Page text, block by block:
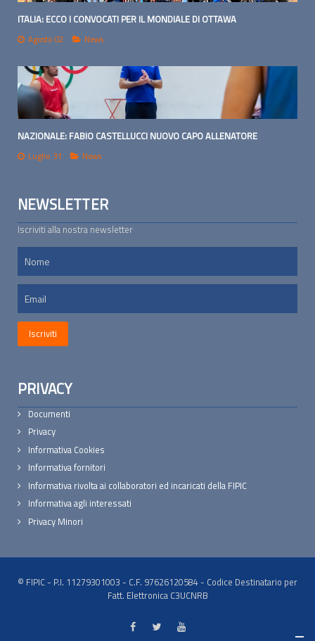
ITALIA: ECCO I CONVOCATI PER IL MONDIALE DI OTTAWA
Agosto 02 News
NAZIONALE: FABIO CASTELLUCCI NUOVO CAPO ALLENATORE
Luglio 31 News
NEWSLETTER
Iscriviti alla nostra newsletter
PRIVACY
Documenti
Privacy
Informativa Cookies
Informativa fornitori
Informativa rivolta ai collaboratori ed incaricati della FIPIC
Informativa agli interessati
Privacy Minori
© FIPIC - P.I. 11279301003 - C.F. 97626120584 - Codice Destinatario per
Fatt. Elettronica C3UCNRB